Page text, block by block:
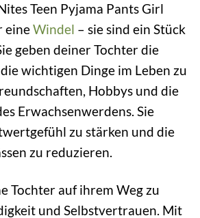
Teen Pyjama Pants Girl
eineWindel – sie sind ein Stück
geben deiner Tochter die
wichtigen Dinge im Leben zu
Hobbys und die
Erwachsenwerdens. Sie
zu stärken und die
zu reduzieren.
Tochter auf ihrem Weg zu
und Selbstvertrauen. Mit